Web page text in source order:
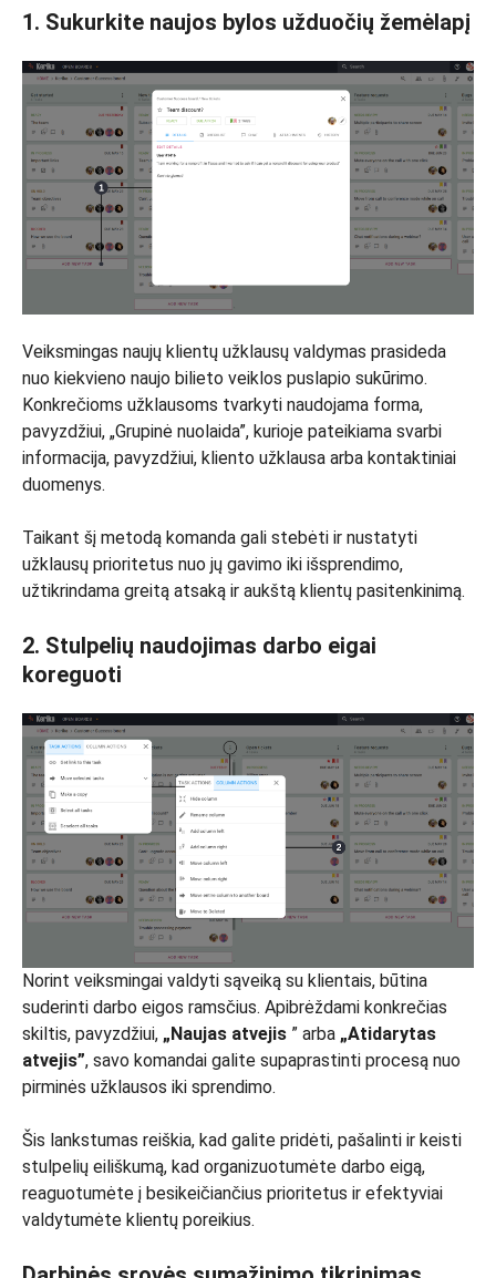
1. Sukurkite naujos bylos užduočių žemėlapį
Veiksmingas naujų klientų užklausų valdymas prasideda
nuo kiekvieno naujo bilieto veiklos puslapio sukūrimo.
Konkrečioms užklausoms tvarkyti naudojama forma,
pavyzdžiui, „Grupinė nuolaida”, kurioje pateikiama svarbi
informacija, pavyzdžiui, kliento užklausa arba kontaktiniai
duomenys.
Taikant šį metodą komanda gali stebėti ir nustatyti
užklausų prioritetus nuo jų gavimo iki išsprendimo,
užtikrindama greitą atsaką ir aukštą klientų pasitenkinimą.
2. Stulpelių naudojimas darbo eigai
koreguoti
Norint veiksmingai valdyti sąveiką su klientais, būtina
suderinti darbo eigos ramsčius. Apibrėždami konkrečias
skiltis, pavyzdžiui, „Naujas atvejis ” arba „Atidarytas
atvejis”, savo komandai galite supaprastinti procesą nuo
pirminės užklausos iki sprendimo.
Šis lankstumas reiškia, kad galite pridėti, pašalinti ir keisti
stulpelių eiliškumą, kad organizuotumėte darbo eigą,
reaguotumėte į besikeičiančius prioritetus ir efektyviai
valdytumėte klientų poreikius.